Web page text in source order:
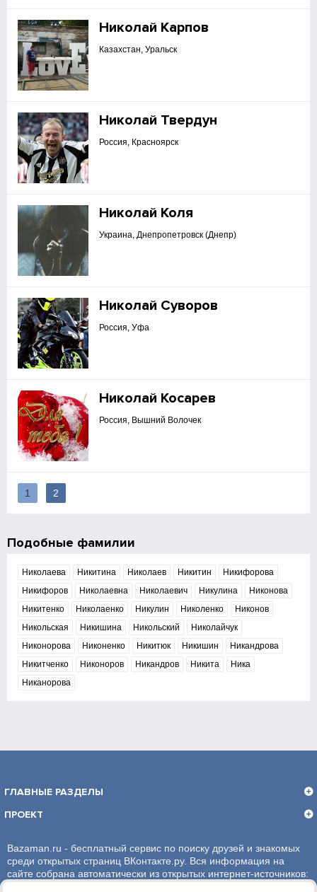
Николай Карпов
Казахстан, Уральск
Николай Твердун
Россия, Красноярск
Николай Коля
Украина, Днепропетровск (Днепр)
Николай Суворов
Россия, Уфа
Николай Косарев
Россия, Вышний Волочек
1 2
Подобные фамилии
Николаева Никитина Николаев Никитин
Никифорова
Никифоров
Николаевна Николаевич Никулина
Никонова
Никитенко
Николаенко Никулин Николенко
Никонов
Никольская
Никишина Никольский
Николайчук
Никонорова
Никоненко Никитюк Никишин
Никандрова
Никитченко
Никоноров Никандров Никита
Ника
Никанорова
ГЛАВНЫЕ РАЗДЕЛЫ
ПРОЕКТ
Bazaman.ru - бесплатный сервис по поиску друзей и знакомых
среди открытых страниц ВКонтакте.ру. Вся информация на
сайте собрана автоматически из открытых интернет-источников: